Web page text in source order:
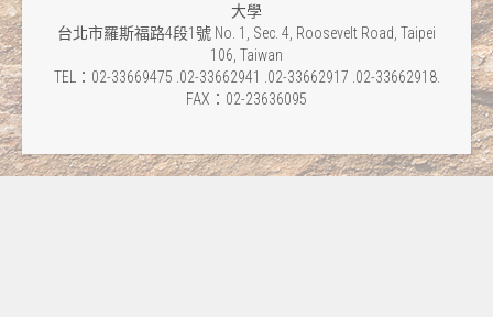
大學
台北市羅斯福路4段1號 No. 1, Sec. 4, Roosevelt Road, Taipei
106, Taiwan
TEL：02-33669475 .02-33662941 .02-33662917 .02-33662918.
FAX：02-23636095